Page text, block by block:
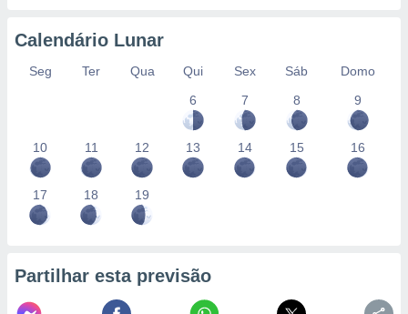
Calendário Lunar
Seg Ter Qua Qui Sex Sáb
Domo
6
7 8 9
10 11 12 13 14 15 16
17 18 19
Partilhar esta previsão